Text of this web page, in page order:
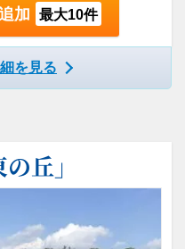
加 最大10件
を見る
丘」